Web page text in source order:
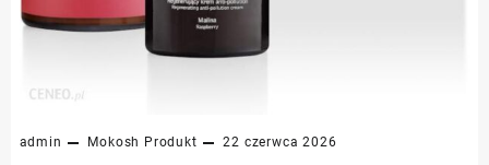
admin Mokosh Produkt 22 czerwca 2026